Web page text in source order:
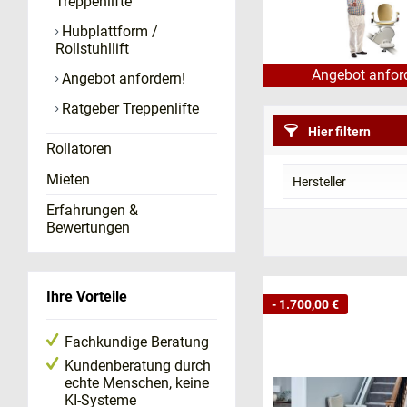
Hubplattform /
Rollstuhllift
Angebot anfordern!
Ratgeber Treppenlifte
Rollatoren
Mieten
Erfahrungen &
Bewertungen
Ihre Vorteile
Fachkundige Beratung
Kundenberatung durch
echte Menschen, keine
KI-Systeme
Beantragung
Geburtsdatum
Name der
Warum wir?
Unsere
Angebot
Hier filtern
Hersteller
- 1.700,00 €